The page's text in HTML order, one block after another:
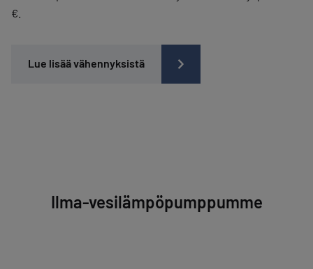
€.
Lue lisää vähennyksistä
Ilma-vesilämpöpumppumme